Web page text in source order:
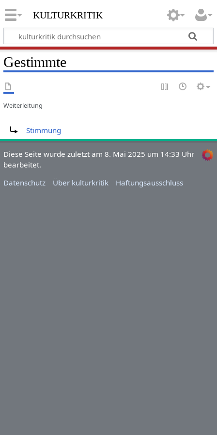
kulturkritik
Gestimmte
Weiterleitung
Stimmung
Diese Seite wurde zuletzt am 8. Mai 2025 um 14:33 Uhr
bearbeitet.
Datenschutz
Über kulturkritik Haftungsausschluss